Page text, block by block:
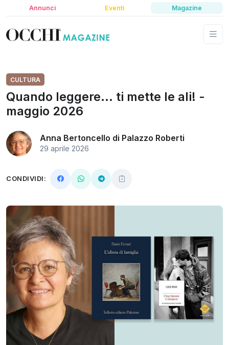
Annunci Eventi Magazine
CULTURA
Quando leggere... ti mette le ali! -
maggio 2026
Anna Bertoncello di Palazzo Roberti
29 aprile 2026
CONDIVIDI: